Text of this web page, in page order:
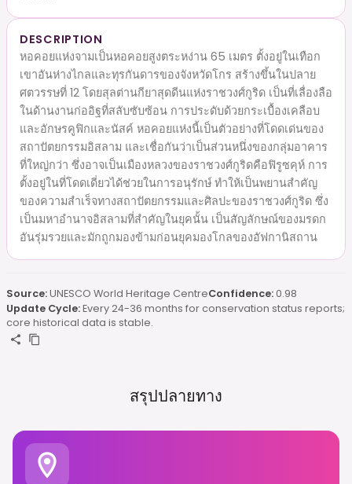
DESCRIPTION
หอคอยแห่งจามเป็นหอคอยสูงตระหง่าน 65 เมตร ตั้งอยู่ในเทือก
เขาอันห่างไกลและทุรกันดารของจังหวัดโกร สร้างขึ้นในปลาย
ศตวรรษที่ 12 โดยสุลต่านกียาสุดดีนแห่งราชวงศ์กูริด เป็นที่เลื่องลือ
ในด้านงานก่ออิฐที่สลับซับซ้อน การประดับด้วยกระเบื้องเคลือบ
และอักษรคูฟิกและนัสค์ หอคอยแห่งนี้เป็นตัวอย่างที่โดดเด่นของ
สถาปัตยกรรมอิสลาม และเชื่อกันว่าเป็นส่วนหนึ่งของกลุ่มอาคาร
ที่ใหญ่กว่า ซึ่งอาจเป็นเมืองหลวงของราชวงศ์กูริดคือฟิรูซคุห์ การ
ตั้งอยู่ในที่โดดเดี่ยวได้ช่วยในการอนุรักษ์ ทำให้เป็นพยานสำคัญ
ของความสำเร็จทางสถาปัตยกรรมและศิลปะของราชวงศ์กูริด ซึ่ง
เป็นมหาอำนาจอิสลามที่สำคัญในยุคนั้น เป็นสัญลักษณ์ของมรดก
อันรุ่มรวยและมักถูกมองข้ามก่อนยุคมองโกลของอัฟกานิสถาน
Source:UNESCO World Heritage CentreConfidence:0.98
Update Cycle:Every 24-36 months for conservation status reports;
core historical data is stable.
สรุปปลายทาง